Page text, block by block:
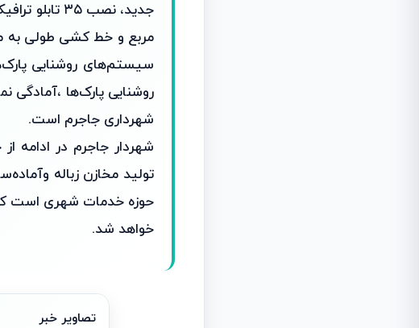
روشنایی پارک‌ها ،آمادگی
شهرداری جاجرم است.
شهردار جاجرم در ادامه
تولید مخازن زباله
خواهد شد.
تصاویر خبر